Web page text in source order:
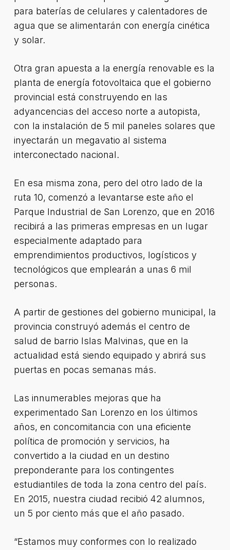
para baterías de celulares y calentadores de
agua que se alimentarán con energía cinética
y solar.
Otra gran apuesta a la energía renovable es la
planta de energía fotovoltaica que el gobierno
provincial está construyendo en las
adyancencias del acceso norte a autopista,
con la instalación de 5 mil paneles solares que
inyectarán un megavatio al sistema
interconectado nacional.
En esa misma zona, pero del otro lado de la
ruta 10, comenzó a levantarse este año el
Parque Industrial de San Lorenzo, que en 2016
recibirá a las primeras empresas en un lugar
especialmente adaptado para
emprendimientos productivos, logísticos y
tecnológicos que emplearán a unas 6 mil
personas.
A partir de gestiones del gobierno municipal, la
provincia construyó además el centro de
salud de barrio Islas Malvinas, que en la
actualidad está siendo equipado y abrirá sus
puertas en pocas semanas más.
Las innumerables mejoras que ha
experimentado San Lorenzo en los últimos
años, en concomitancia con una eficiente
política de promoción y servicios, ha
convertido a la ciudad en un destino
preponderante para los contingentes
estudiantiles de toda la zona centro del país.
En 2015, nuestra ciudad recibió 42 alumnos,
un 5 por ciento más que el año pasado.
“Estamos muy conformes con lo realizado